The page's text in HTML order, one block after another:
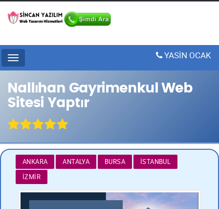
Menu YASİN OCAK
Nallıhan Gayrimenkul Web
Sitesi Yaptır
ANKARA ANTALYA BURSA
İSTANBUL
İZMIR